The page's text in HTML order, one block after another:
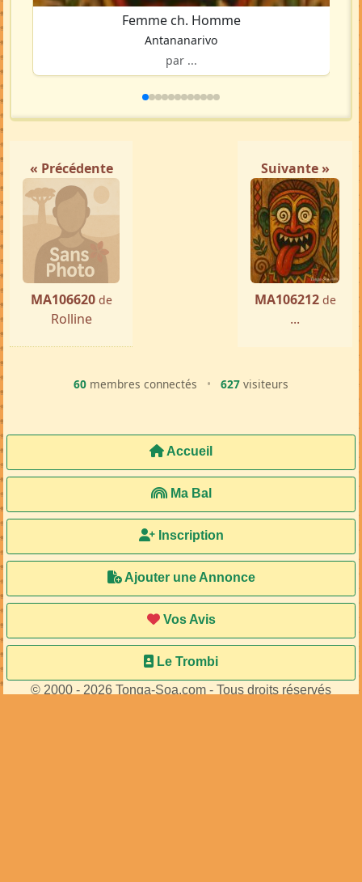
Femme ch. Homme
Antananarivo
par ...
« Précédente
MA106620 de
Rolline
Suivante »
MA106212 de
...
60 membres connectés • 627 visiteurs
Accueil
Ma Bal
Inscription
Ajouter une Annonce
Vos Avis
Le Trombi
© 2000 - 2026 Tonga-Soa.com - Tous droits réservés